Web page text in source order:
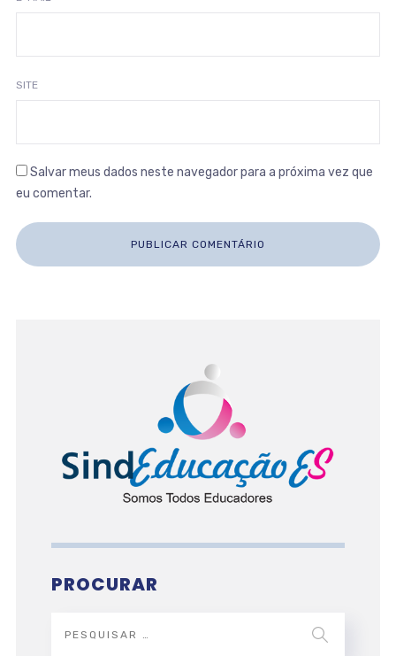
SITE
Salvar meus dados neste navegador para a próxima vez que
eu comentar.
PROCURAR